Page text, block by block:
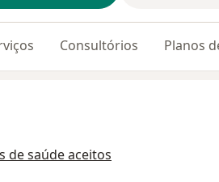
Consultórios Planos
de saúde aceitos